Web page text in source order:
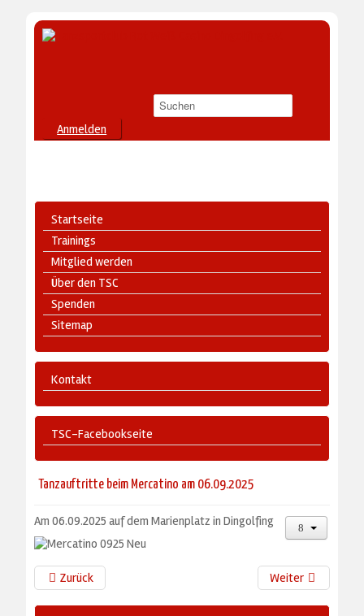
Anmelden
Startseite
Trainings
Mitglied werden
Über den TSC
Spenden
Sitemap
Kontakt
TSC-Facebookseite
Tanzauftritte beim Mercatino am 06.09.2025
Am 06.09.2025 auf dem Marienplatz in Dingolfing
Zurück Weiter